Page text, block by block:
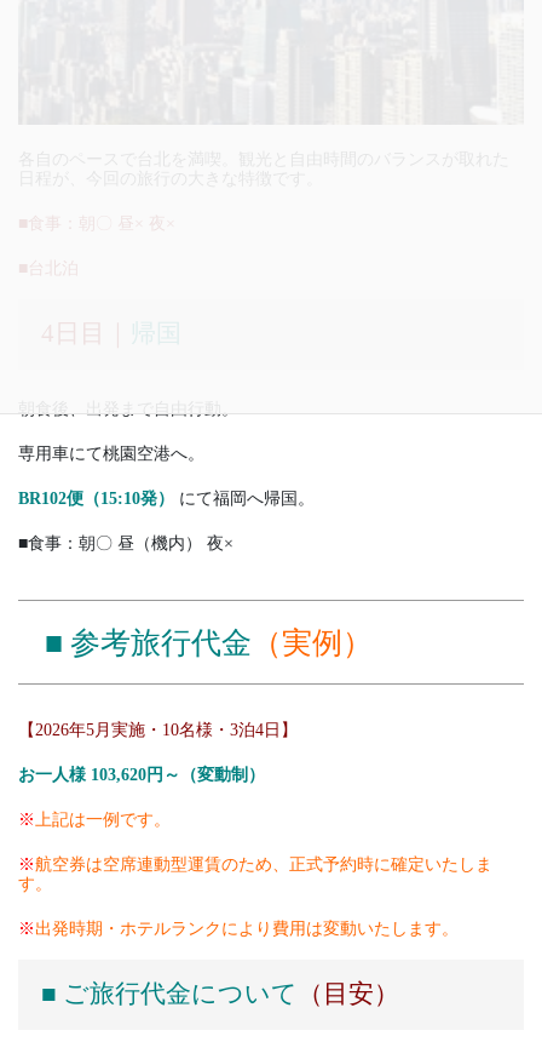
■食事：朝〇 昼× 夜×
■台北泊
4日目｜ 帰国
専用車にて桃園空港へ。
BR102便（15:10発） にて福岡へ帰国。
■食事：朝〇 昼（機内） 夜×
■ 参考旅行代金 （実例）
【2026年5月実施・10名様・3泊4日】
お一人様 103,620円～（変動制）
※ 上記は一例です。
※航空券は空席連動型運賃のため、正式予約時に確定いたしま
す。
※出発時期・ホテルランクにより費用は変動いたします。
■ ご旅行代金について （目安）